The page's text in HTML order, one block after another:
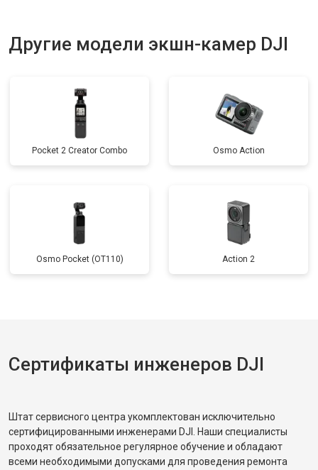
Другие модели экшн-камер DJI
Pocket 2 Creator Combo Osmo Action
Osmo Pocket (OT110) Action 2
Сертификаты инженеров DJI
Штат сервисного центра укомплектован исключительно
сертифицированными инженерами DJI. Наши специалисты
проходят обязательное регулярное обучение и обладают
всеми необходимыми допусками для проведения ремонта